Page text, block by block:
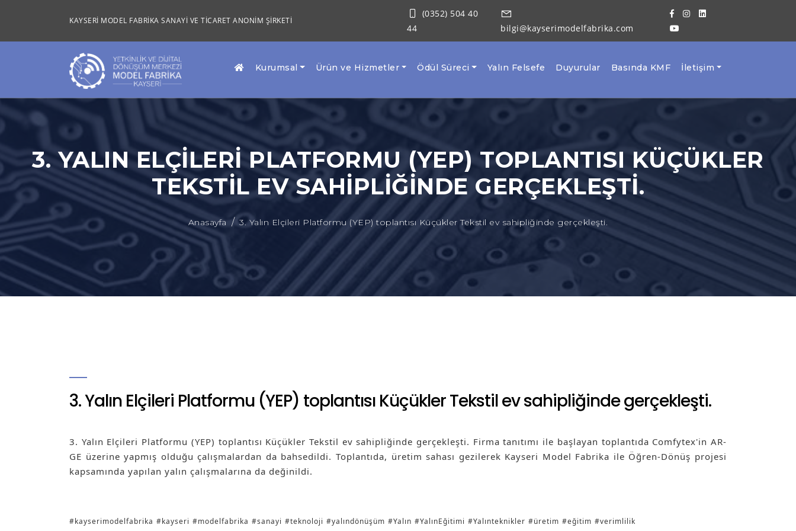
KAYSERİ MODEL FABRİKA SANAYİ VE TİCARET ANONİM ŞİRKETİ
(0352) 504 40
44
bilgi@kayserimodelfabrika.com
Kurumsal Ürün ve Hizmetler Ödül Süreci Yalın Felsefe Duyurular Basında KMF İletişim
3. YALIN ELÇILERI PLATFORMU (YEP) TOPLANTISI KÜÇÜKLER
TEKSTIL EV SAHIPLIĞINDE GERÇEKLEŞTI.
Anasayfa 3. Yalın Elçileri Platformu (YEP) toplantısı Küçükler Tekstil ev sahipliğinde gerçekleşti.
3. Yalın Elçileri Platformu (YEP) toplantısı Küçükler Tekstil ev sahipliğinde gerçekleşti.
3. Yalın Elçileri Platformu (YEP) toplantısı Küçükler Tekstil ev sahipliğinde gerçekleşti. Firma tanıtımı ile başlayan toplantıda Comfytex'in AR-
GE üzerine yapmış olduğu çalışmalardan da bahsedildi. Toplantıda, üretim sahası gezilerek Kayseri Model Fabrika ile Öğren-Dönüş projesi
kapsamında yapılan yalın çalışmalarına da değinildi.
#kayserimodelfabrika #kayseri #modelfabrika #sanayi #teknoloji #yalındönüşüm #Yalın #YalınEğitimi #Yalınteknikler #üretim #eğitim #verimlilik